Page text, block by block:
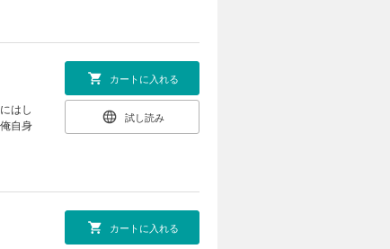
はし
自身
カートに入れる
試し読み
カートに入れる